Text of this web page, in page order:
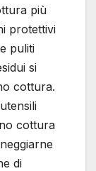
più
protettivi
puliti
si
cottura.
cottura
di